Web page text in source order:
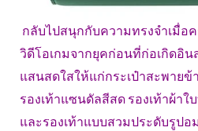
กลับไปสนุกกับความทรงจำเมื่อค
วิดีโอเกมจากยุคก่อนที่ก่อเกิดอิ
แสนสดใสให้แก่กระเป๋าสะพายข้
รองเท้าแซนดัลสีสด รองเท้าผ้าใ
และรองเท้าแบบสวมประดับรูป